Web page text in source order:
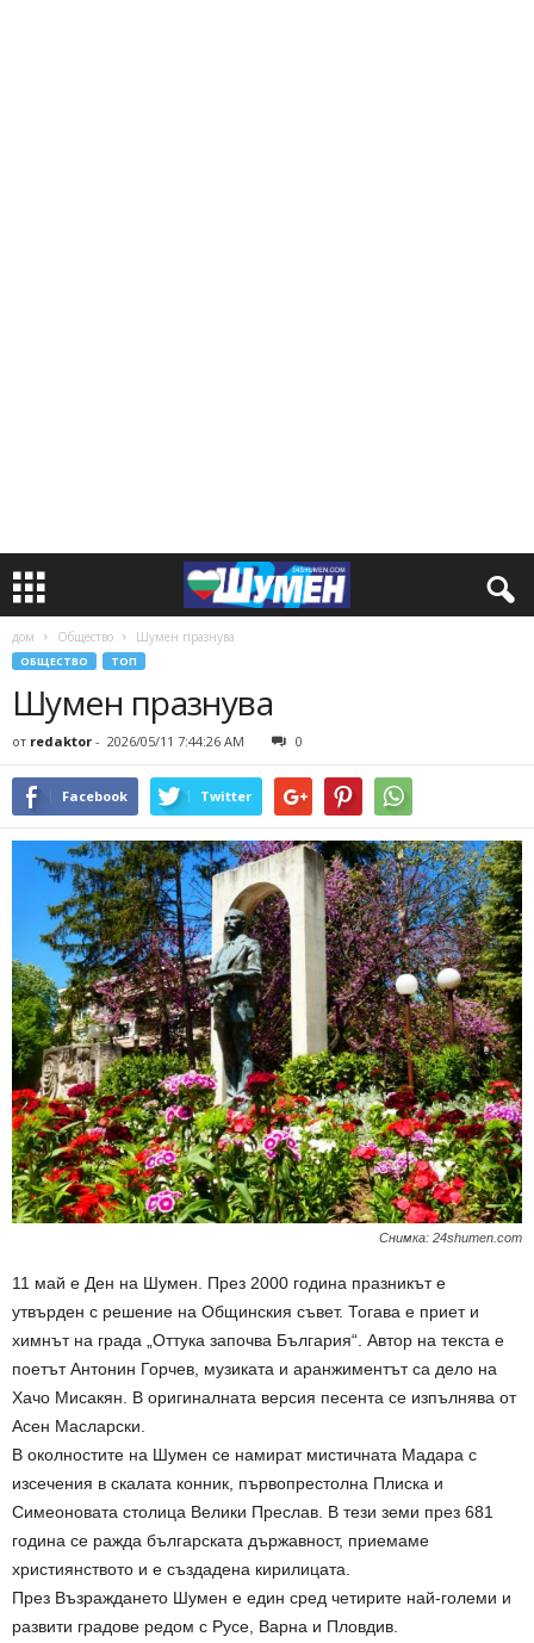
дом Общество Шумен празнува
ОБЩЕСТВО ТОП
Шумен празнува
от redaktor - 2026/05/11 7:44:26 AM 0
Facebook Twitter
Снимка: 24shumen.com
11 май е Ден на Шумен. През 2000 година празникът е
утвърден с решение на Общинския съвет. Тогава е приет и
химнът на града „Оттука започва България“. Автор на текста е
поетът Антонин Горчев, музиката и аранжиментът са дело на
Хачо Мисакян. В оригиналната версия песента се изпълнява от
Асен Масларски.
В околностите на Шумен се намират мистичната Мадара с
изсечения в скалата конник, първопрестолна Плиска и
Симеоновата столица Велики Преслав. В тези земи през 681
година се ражда българската държавност, приемаме
християнството и е създадена кирилицата.
През Възраждането Шумен е един сред четирите най-големи и
развити градове редом с Русе, Варна и Пловдив.